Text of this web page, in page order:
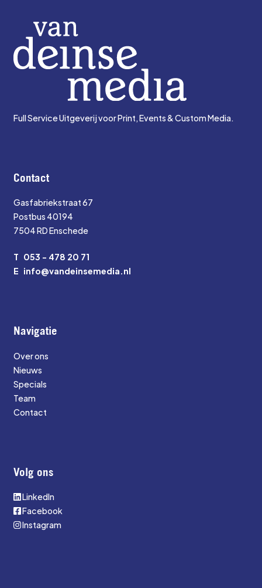
Full Service Uitgeverij voor Print, Events & Custom Media.
Contact
Gasfabriekstraat 67
Postbus 40194
7504 RD Enschede
T 053 - 478 20 71
E info@vandeinsemedia.nl
Navigatie
Over ons
Nieuws
Specials
Team
Contact
Volg ons
LinkedIn
Facebook
Instagram